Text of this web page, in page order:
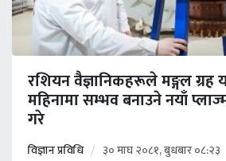
रशियन वैज्ञानिकहरूले मङ्गल ग्रह
महिनामा सम्भव बनाउने नयाँ
गरे
विज्ञान प्रविधि ३० माघ २०८१, बुधबार ०८:२३